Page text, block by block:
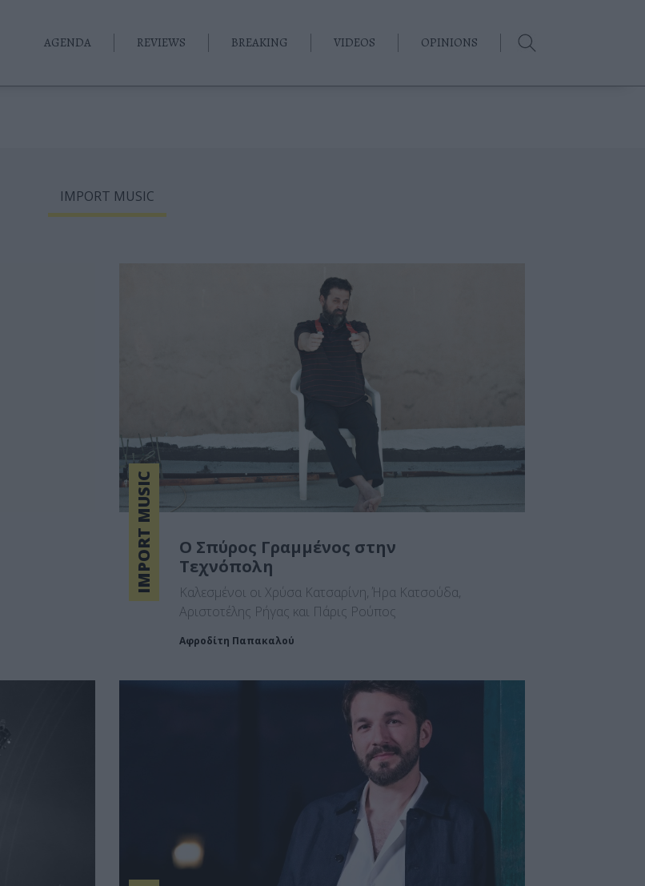
AGENDA REVIEWS BREAKING VIDEOS OPINIONS
IMPORT MUSIC
IMPORT MUSIC
Ο Σπύρος Γραμμένος στην
Τεχνόπολη
Καλεσμένοι οι Χρύσα Κατσαρίνη, Ήρα Κατσούδα,
Αριστοτέλης Ρήγας και Πάρις Ρούπος
Αφροδίτη Παπακαλού